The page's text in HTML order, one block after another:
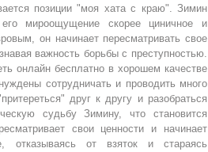
позиции "моя хата с краю". Зимин
мироощущение скорее циничное и
он начинает пересматривать свое
важность борьбы с преступностью.
онлайн бесплатно в хорошем качестве
сотрудничать и проводить много
друг к другу и разобраться
судьбу Зимину, что становится
свои ценности и начинает
отказываясь от взяток и стараясь